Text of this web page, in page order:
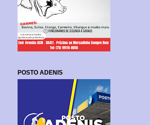
POSTO ADENIS